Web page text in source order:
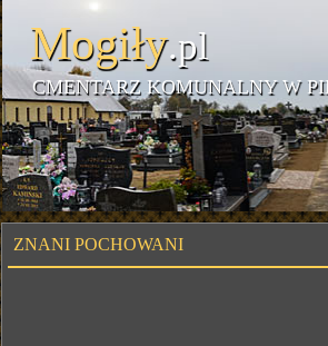
Mogiły.pl
CMENTARZ KOMUNALNY W
ZNANI POCHOWANI